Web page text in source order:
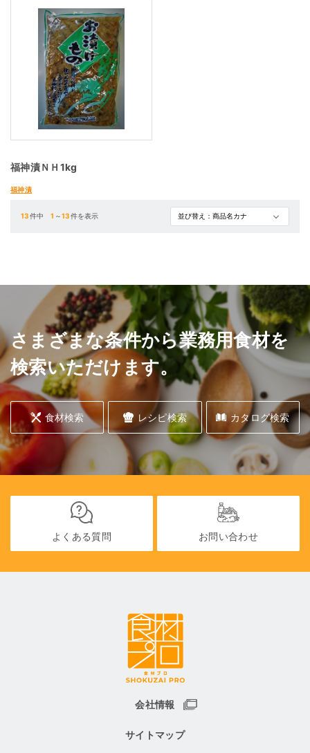
福神漬ＮＨ1kg
福神漬
13件中1 ～13件を表示
さまざまな条件から業務用食材を
検索いただけます。
食材検索 レシピ検索 カタログ検索
よくある質問 お問い合わせ
会社情報
サイトマップ